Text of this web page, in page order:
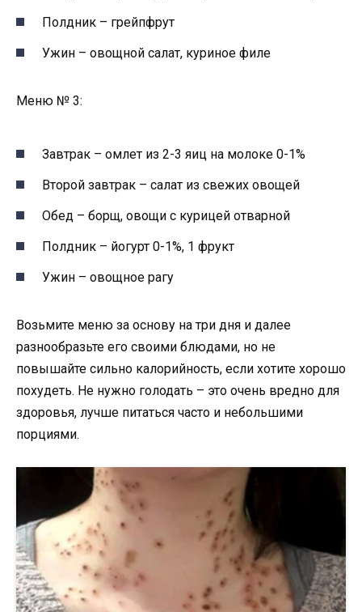
Полдник – грейпфрут
Ужин – овощной салат, куриное филе
Меню № 3:
Завтрак – омлет из 2-3 яиц на молоке 0-1%
Второй завтрак – салат из свежих овощей
Обед – борщ, овощи с курицей отварной
Полдник – йогурт 0-1%, 1 фрукт
Ужин – овощное рагу
Возьмите меню за основу на три дня и далее
разнообразьте его своими блюдами, но не
повышайте сильно калорийность, если хотите хорошо
похудеть. Не нужно голодать – это очень вредно для
здоровья, лучше питаться часто и небольшими
порциями.